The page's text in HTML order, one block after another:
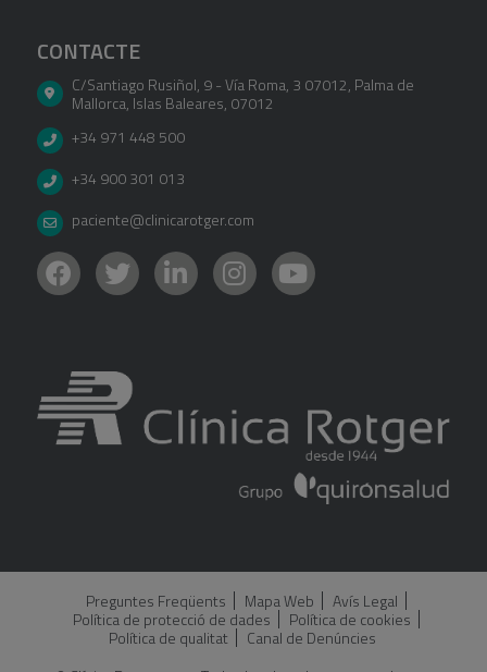
CONTACTE
C/Santiago Rusiñol, 9 - Vía Roma, 3 07012, Palma de
Mallorca, Islas Baleares, 07012
+34 971 448 500
+34 900 301 013
paciente@clinicarotger.com
Preguntes Freqüents Mapa Web
Avís Legal
Política de protecció de dades
Política de cookies
Política de qualitat
Canal de Denúncies